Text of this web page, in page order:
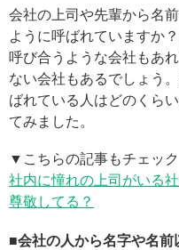
会社の上司や先輩から名
ように呼ばれていますか
呼び合うような会社もあ
ない会社もあるでしょう
ばれている人はどのくら
てみました。
▼こちらの記事もチェック
社内に憧れの上司がいる
尊敬してる？
■会社の人から名字や名